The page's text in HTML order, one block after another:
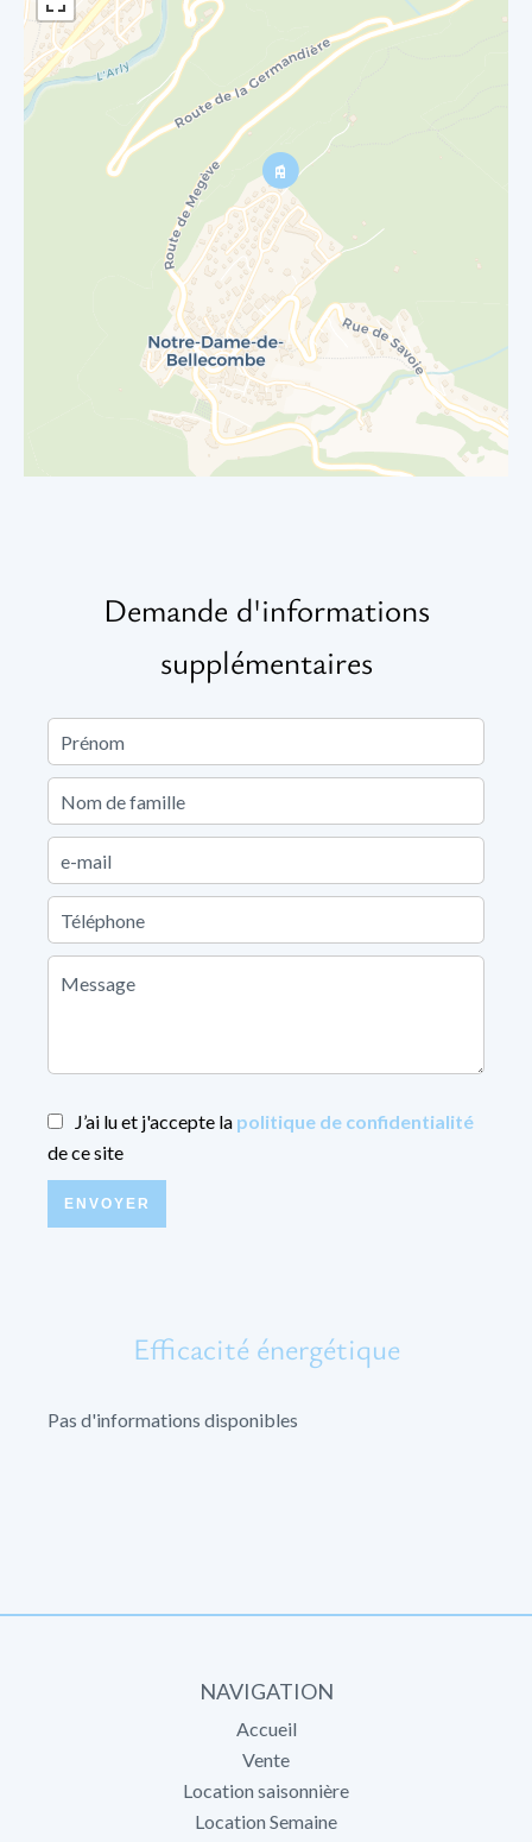
Demande d'informations
supplémentaires
J’ai lu et j'accepte la politique de confidentialité
de ce site
ENVOYER
Efficacité énergétique
Pas d'informations disponibles
NAVIGATION
Accueil
Vente
Location saisonnière
Location Semaine